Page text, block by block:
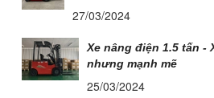
27/03/2024
Xe nâng điện 1.5 tấn -
nhưng mạnh mẽ
25/03/2024